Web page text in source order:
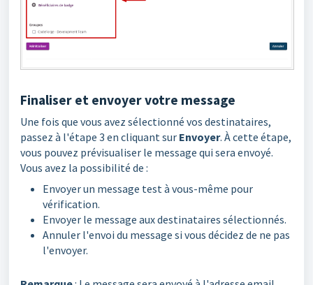
Finaliser et envoyer votre message
Une fois que vous avez sélectionné vos destinataires,
passez à l'étape 3 en cliquant sur Envoyer. À cette étape,
vous pouvez prévisualiser le message qui sera envoyé.
Vous avez la possibilité de :
Envoyer un message test à vous-même pour
vérification.
Envoyer le message aux destinataires sélectionnés.
Annuler l'envoi du message si vous décidez de ne pas
l'envoyer.